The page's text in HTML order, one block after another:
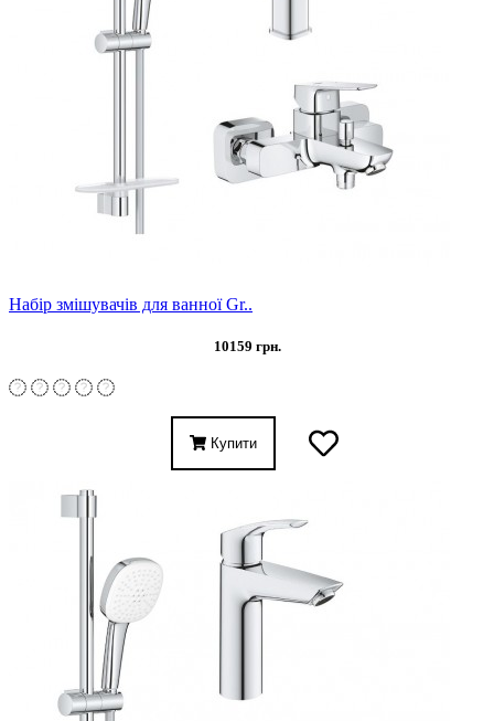
Набір змішувачів для ванної Gr..
10159 грн.
Купити